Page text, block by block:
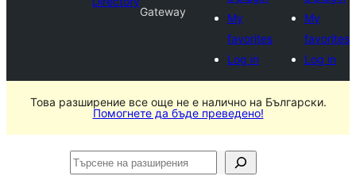
Gateway
My
favorites
Log in
My
favorites
Log in
Това разширение все още не е налично на Български.
Помогнете да бъде преведено!
Търсене